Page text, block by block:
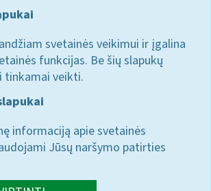
svetainės veikimui ir įgalina
funkcijas. Be šių slapukų
tinkamai veikti.
informaciją apie svetainės
Jūsų naršymo patirties